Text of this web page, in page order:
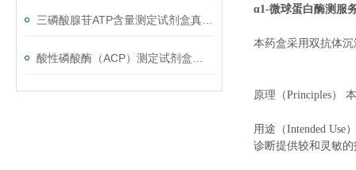
α1-微球蛋白酶测服
本药盒采用双抗体
原理（Principles）
用途（Intended
诊断提供较和灵敏